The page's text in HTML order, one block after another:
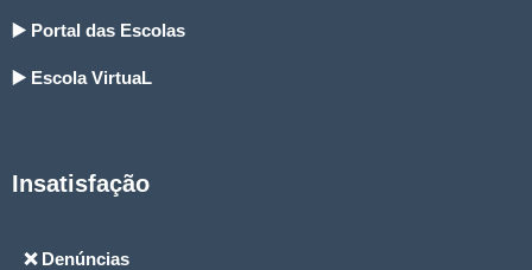
▶️ Portal das Escolas
▶️ Escola VirtuaL
Insatisfação
❌ Denúncias